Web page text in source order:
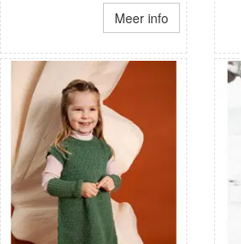
Meer info